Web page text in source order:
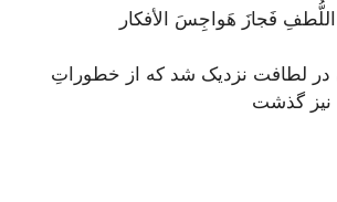
فَجازَ هَواجِسَ الأفكار
در لطافت نزدیک شد که از خطوراتِ
نیز گذشت